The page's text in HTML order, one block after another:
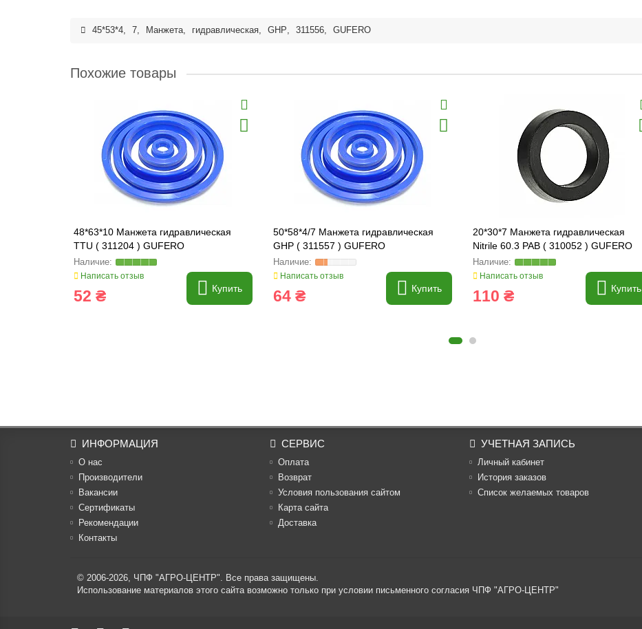
45*53*4, 7, Манжета, гидравлическая, GHP, 311556, GUFERO
Похожие товары
48*63*10 Манжета гидравлическая
TTU ( 311204 ) GUFERO
Написать отзыв
52 ₴ Купить
50*58*4/7 Манжета гидравлическая
GHP ( 311557 ) GUFERO
Написать отзыв
64 ₴ Купить
20*30*7 Манжета гидравлическая
Nitrile 60.3 PAB ( 310052 ) GUFERO
Написать отзыв
110 ₴ Купить
ИНФОРМАЦИЯ
О нас
Производители
Вакансии
Cертификаты
Рекомендации
Контакты
СЕРВИС
Оплата
Возврат
Условия пользования сайтом
Карта сайта
Доставка
УЧЕТНАЯ ЗАПИСЬ
Личный кабинет
История заказов
Список желаемых товаров
© 2006-2026, ЧПФ "АГРО-ЦЕНТР". Все права защищены.
Использование материалов этого сайта возможно только при условии письменного согласия ЧПФ "АГРО-ЦЕНТР"